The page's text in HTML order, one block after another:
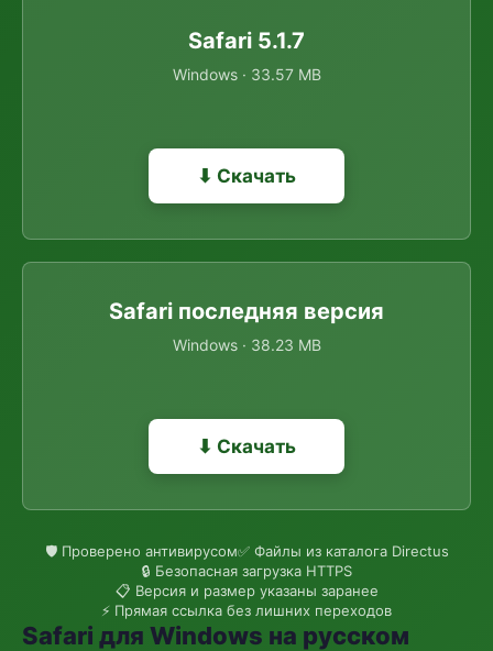
Safari 5.1.7
Windows · 33.57 MB
⬇ Скачать
Safari последняя версия
Windows · 38.23 MB
⬇ Скачать
🛡 Проверено антивирусом✅ Файлы из каталога Directus
🔒 Безопасная загрузка HTTPS
📋 Версия и размер указаны заранее
⚡ Прямая ссылка без лишних переходов
Safari для Windows на русском